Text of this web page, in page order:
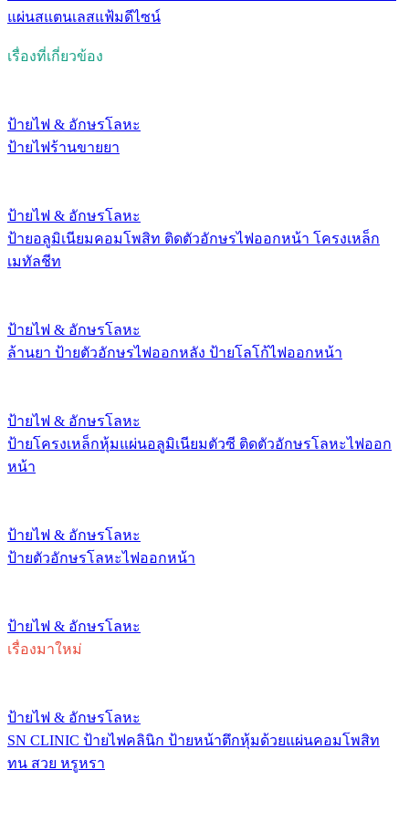
แผ่นสแตนเลสแฟ้มดีไซน์
เรื่องที่เกี่ยวข้อง
ป้ายไฟ & อักษรโลหะ
ป้ายไฟร้านขายยา
ป้ายไฟ & อักษรโลหะ
ป้ายอลูมิเนียมคอมโพสิท ติดตัวอักษรไฟออกหน้า โครงเหล็ก
เมทัลชีท
ป้ายไฟ & อักษรโลหะ
ล้านยา ป้ายตัวอักษรไฟออกหลัง ป้ายโลโก้ไฟออกหน้า
ป้ายไฟ & อักษรโลหะ
ป้ายโครงเหล็กหุ้มแผ่นอลูมิเนียมตัวซี ติดตัวอักษรโลหะไฟออก
หน้า
ป้ายไฟ & อักษรโลหะ
ป้ายตัวอักษรโลหะไฟออกหน้า
ป้ายไฟ & อักษรโลหะ
เรื่องมาใหม่
ป้ายไฟ & อักษรโลหะ
SN CLINIC ป้ายไฟคลินิก ป้ายหน้าตึกหุ้มด้วยแผ่นคอมโพสิท
ทน สวย หรูหรา